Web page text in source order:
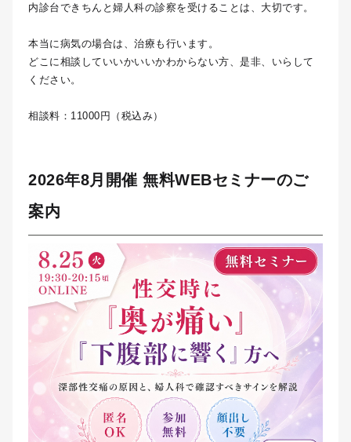
内診台できちんと婦人科の診察を受けることは、大切です。
本当に病気の場合は、治療も行います。
どこに相談していいかいいかわからない方、是非、いらして
ください。
相談料：11000円（税込み）
2026年8月開催 無料WEBセミナーのご
案内